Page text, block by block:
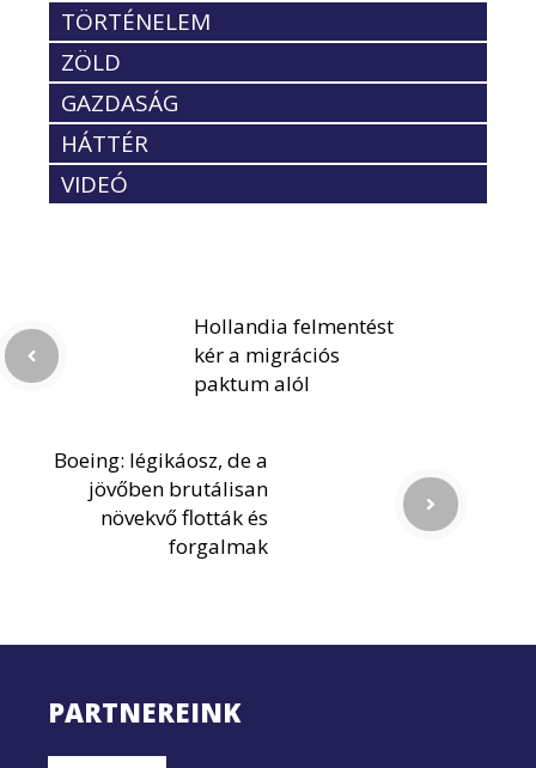
TÖRTÉNELEM
ZÖLD
GAZDASÁG
HÁTTÉR
VIDEÓ
Hollandia felmentést
kér a migrációs
paktum alól
Boeing: légikáosz, de a
jövőben brutálisan
növekvő flották és
forgalmak
PARTNEREINK